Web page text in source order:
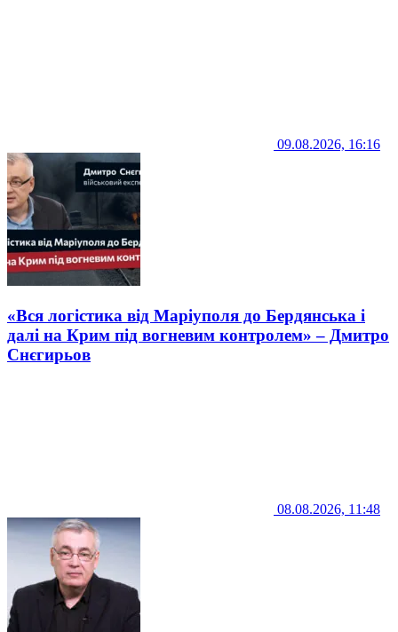
09.08.2026, 16:16
«Вся логістика від Маріуполя до Бердянська і
далі на Крим під вогневим контролем» – Дмитро
Снєгирьов
08.08.2026, 11:48